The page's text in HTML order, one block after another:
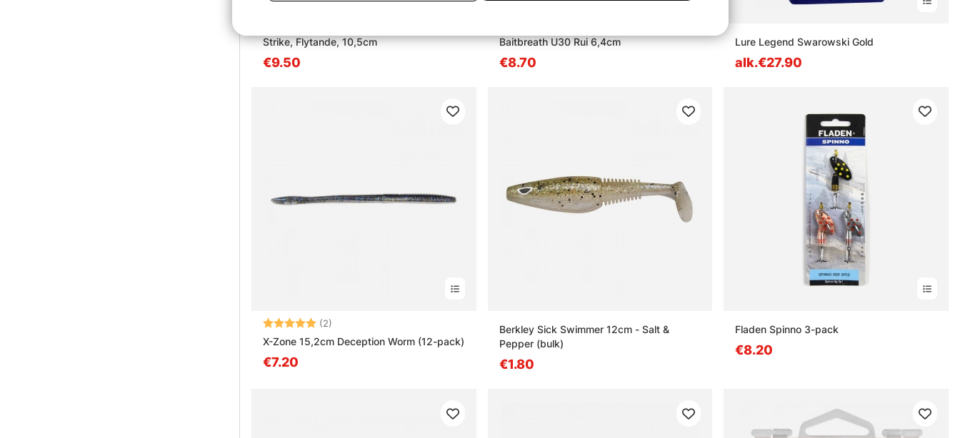
Strike, Flytande, 10,5cm
€9.50
Baitbreath U30 Rui 6,4cm
€8.70
Lure Legend Swarowski Gold
alk.€27.90
Arvio: (2)
X-Zone 15,2cm Deception Worm (12-pack)
€7.20
Berkley Sick Swimmer 12cm - Salt &
Pepper (bulk)
€1.80
Fladen Spinno 3-pack
€8.20